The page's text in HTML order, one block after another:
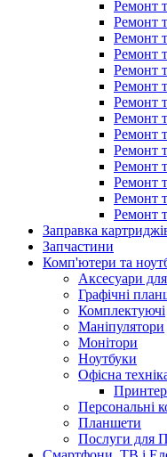
Ремонт
Ремонт
Ремонт
Ремонт
Ремонт
Ремонт
Ремонт
Ремонт
Ремонт
Ремонт
Ремонт
Ремонт
Ремонт
Ремонт
Заправка
Запчастини
Комп'ютери та
Аксесуари
Графічні
Комплектуючі
Маніпулятори
Монітори
Ноутбуки
Офісна
Персональні
Планшети
Послуги для